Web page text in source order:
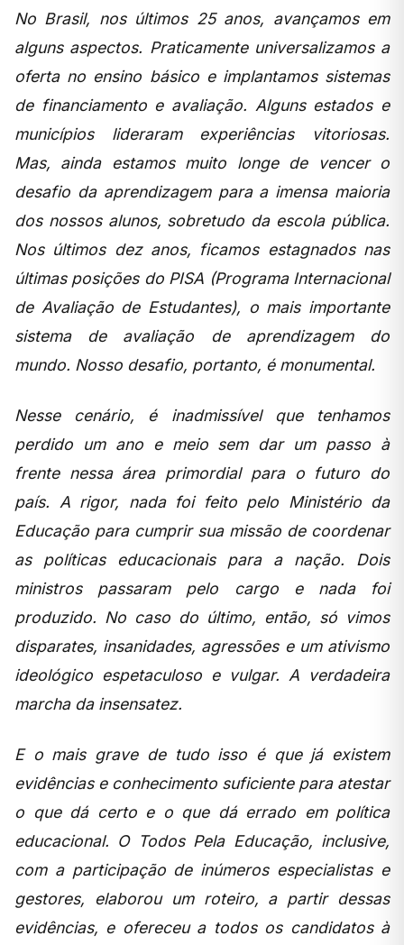
No Brasil, nos últimos 25 anos, avançamos em
alguns aspectos. Praticamente universalizamos a
oferta no ensino básico e implantamos sistemas
de financiamento e avaliação. Alguns estados e
municípios lideraram experiências vitoriosas.
Mas, ainda estamos muito longe de vencer o
desafio da aprendizagem para a imensa maioria
dos nossos alunos, sobretudo da escola pública.
Nos últimos dez anos, ficamos estagnados nas
últimas posições do PISA (Programa Internacional
de Avaliação de Estudantes), o mais importante
sistema de avaliação de aprendizagem do
mundo. Nosso desafio, portanto, é monumental.
Nesse cenário, é inadmissível que tenhamos
perdido um ano e meio sem dar um passo à
frente nessa área primordial para o futuro do
país. A rigor, nada foi feito pelo Ministério da
Educação para cumprir sua missão de coordenar
as políticas educacionais para a nação. Dois
ministros passaram pelo cargo e nada foi
produzido. No caso do último, então, só vimos
disparates, insanidades, agressões e um ativismo
ideológico espetaculoso e vulgar. A verdadeira
marcha da insensatez.
E o mais grave de tudo isso é que já existem
evidências e conhecimento suficiente para atestar
o que dá certo e o que dá errado em política
educacional. O Todos Pela Educação, inclusive,
com a participação de inúmeros especialistas e
gestores, elaborou um roteiro, a partir dessas
evidências, e ofereceu a todos os candidatos à